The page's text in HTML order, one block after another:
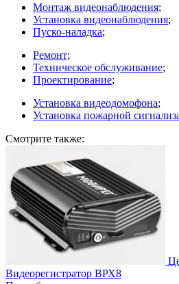
Монтаж видеонаблюдения;
Установка видеонаблюдения;
Пуско-наладка;
Ремонт;
Техническое обслуживание;
Проектирование;
Установка видеодомофона;
Установка пожарной
Смотрите также:
Видеорегистратор ВРХ8